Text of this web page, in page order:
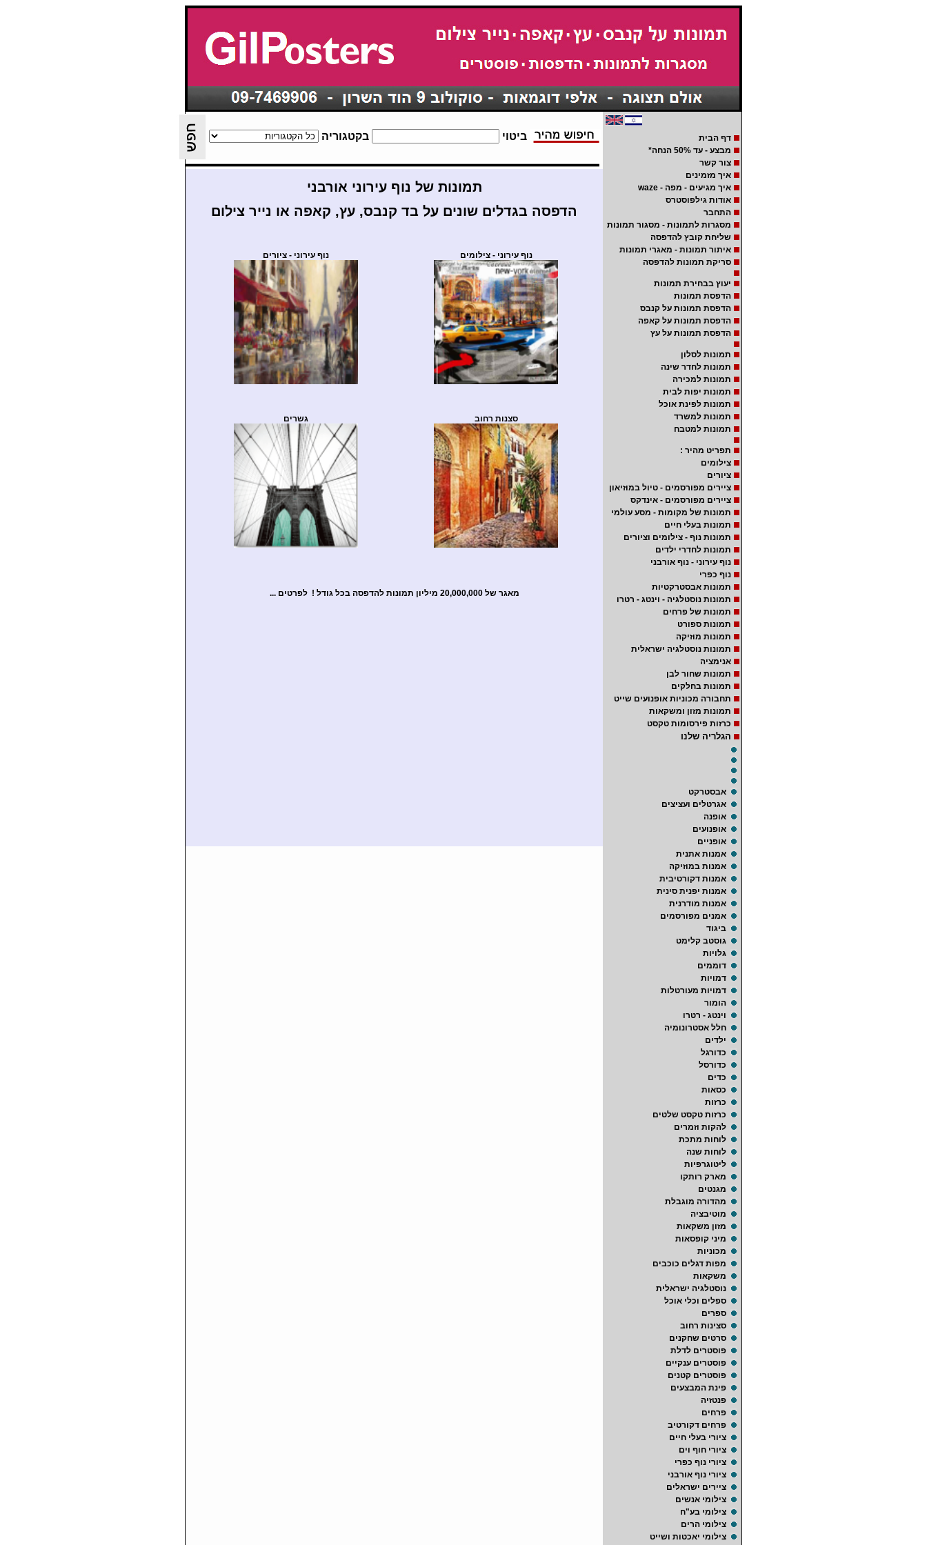
דף הבית
מבצע - עד 50% הנחה*
צור קשר
איך מזמינים
איך מגיעים - מפה - waze
אודות גילפוסטרס
התחבר
מסגרות לתמונות - מסגור תמונות
שליחת קובץ להדפסה
איתור תמונות - מאגרי תמונות
סריקת תמונות להדפסה
יעוץ בבחירת תמונות
הדפסת תמונות
הדפסת תמונות על קנבס
הדפסת תמונות על קאפה
הדפסת תמונות על עץ
תמונות לסלון
תמונות לחדר שינה
תמונות למכירה
תמונות יפות לבית
תמונות לפינת אוכל
תמונות למשרד
תמונות למטבח
תפריט מהיר :
צילומים
ציורים
ציירים מפורסמים - טיול במוזיאון
ציירים מפורסמים - אינדקס
תמונות של מקומות - מסע עולמי
תמונות בעלי חיים
תמונות נוף - צילומים וציורים
תמונות לחדרי ילדים
נוף עירוני - נוף אורבני
נוף כפרי
תמונות אבסטרקטיות
תמונות נוסטלגיה - וינטג - רטרו
תמונות של פרחים
תמונות ספורט
תמונות מוזיקה
תמונות נוסטלגיה ישראלית
אנימציה
תמונות שחור לבן
תמונות בחלקים
תחבורה מכוניות אופנועים שייט
תמונות מזון ומשקאות
כרזות פירסומות טקסט
הגלריה שלנו
אבסטרקט
אגרטלים ועציצים
אופנה
אופנועים
אופניים
אמנות אתנית
אמנות במוזיקה
אמנות דקורטיבית
אמנות יפנית סינית
אמנות מודרנית
אמנים מפורסמים
ביגוד
גוסטב קלימט
גלויות
דוממים
דמויות
דמויות מעורטלות
הומור
וינטג - רטרו
חלל אסטרונומיה
ילדים
כדורגל
כדורסל
כדים
כסאות
כרזות
כרזות טקסט שלטים
להקות וזמרים
לוחות מתכת
לוחות שנה
ליטוגרפיות
מארק רותקו
מגנטים
מהדורה מוגבלת
מוטיבציה
מזון משקאות
מיני קופסאות
מכוניות
מפות דגלים כוכבים
משקאות
נוסטלגיה ישראלית
ספלים וכלי אוכל
ספרים
סצינות רחוב
סרטים שחקנים
פוסטרים לדלת
פוסטרים ענקיים
פוסטרים קטנים
פינת המבצעים
פנטזיה
פרחים
פרחים דקורטיב
ציורי בעלי חיים
ציורי חוף וים
ציורי נוף כפרי
ציורי נוף אורבני
ציירים ישראלים
צילומי אנשים
צילומי בע"ח
צילומי הרים
צילומי יאכטות ושייט
ביטוי בקטגוריה
תמונות של נוף עירוני אורבני
הדפסה בגדלים שונים על בד קנבס, עץ, קאפה או נייר צילום
נוף עירוני - צילומים נוף עירוני - ציורים
סצנות רחוב גשרים
מאגר של 20,000,000 מיליון תמונות להדפסה בכל גודל !לפרטים ...